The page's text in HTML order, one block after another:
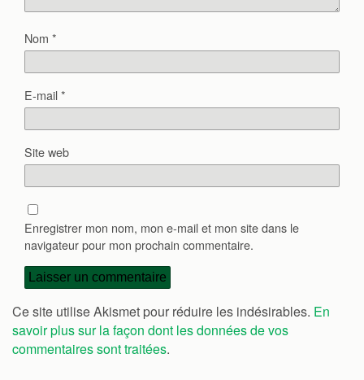
Nom *
E-mail*
Site web
Enregistrer mon nom, mon e-mail et mon site dans le
navigateur pour mon prochain commentaire.
Ce site utilise Akismet pour réduire les indésirables. En
savoir plus sur la façon dont les données de vos
commentaires sont traitées.